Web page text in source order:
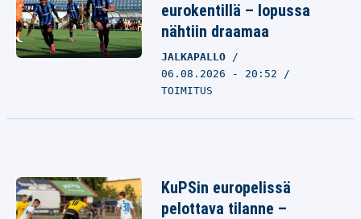
eurokentillä – lopussa
nähtiin draamaa
JALKAPALLO
06.08.2026 - 20:52
TOIMITUS
KuPSin europelissä
pelottava tilanne –